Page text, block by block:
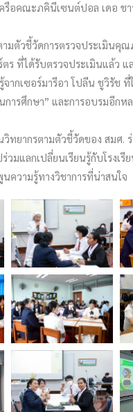
รือคณะภคินีเซนต์ปอล เดอ ชา
ามตัวชี้วัดการตรวจประเมินคุ
ร ที่ได้รับตรวจประเมินแล้ว แ
ากเซอร์มารีอา โปลีน ชูวิรัช ที่
การศึกษา” และการอบรมอีก
ยากรตามตัวชี้วัดของ สมศ. ร่
วมแลกเปลี่ยนเรียนรู้กับโรงเ
ความรู้ทางวิชาการที่น่าสนใจ